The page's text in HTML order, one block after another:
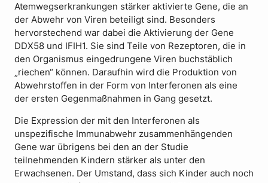
Atemwegserkrankungen stärker aktivierte Gene, die an
der Abwehr von Viren beteiligt sind. Besonders
hervorstechend war dabei die Aktivierung der Gene
DDX58 und IFIH1. Sie sind Teile von Rezeptoren, die in
den Organismus eingedrungene Viren buchstäblich
„riechen“ können. Daraufhin wird die Produktion von
Abwehrstoffen in der Form von Interferonen als eine
der ersten Gegenmaßnahmen in Gang gesetzt.
Die Expression der mit den Interferonen als
unspezifische Immunabwehr zusammenhängenden
Gene war übrigens bei den an der Studie
teilnehmenden Kindern stärker als unter den
Erwachsenen. Der Umstand, dass sich Kinder auch noch